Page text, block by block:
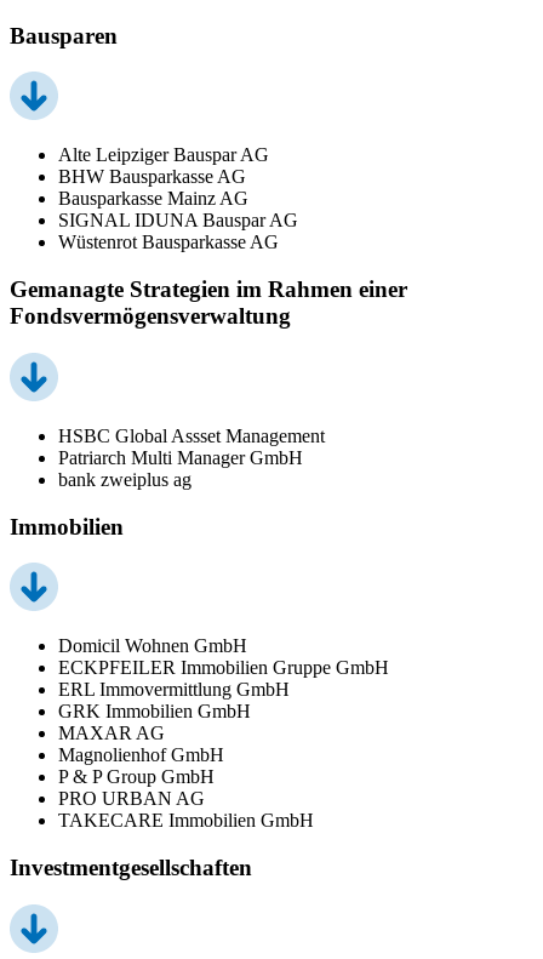
Bausparen
Alte Leipziger Bauspar AG
BHW Bausparkasse AG
Bausparkasse Mainz AG
SIGNAL IDUNA Bauspar AG
Wüstenrot Bausparkasse AG
Gemanagte Strategien im Rahmen einer
Fondsvermögensverwaltung
HSBC Global Assset Management
Patriarch Multi Manager GmbH
bank zweiplus ag
Immobilien
Domicil Wohnen GmbH
ECKPFEILER Immobilien Gruppe GmbH
ERL Immovermittlung GmbH
GRK Immobilien GmbH
MAXAR AG
Magnolienhof GmbH
P & P Group GmbH
PRO URBAN AG
TAKECARE Immobilien GmbH
Investmentgesellschaften